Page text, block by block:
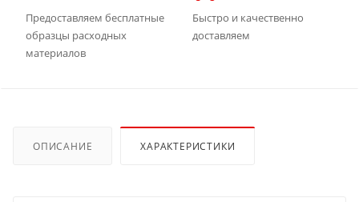
Предоставляем бесплатные
образцы расходных
материалов
Быстро и качественно
доставляем
ОПИСАНИЕ ХАРАКТЕРИСТИКИ